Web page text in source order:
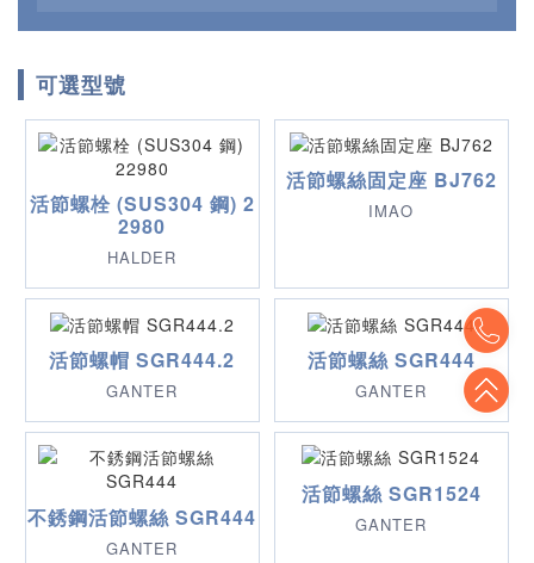
可選型號
活節螺栓 (SUS304 鋼) 2
2980
HALDER
活節螺絲固定座 BJ762
IMAO
活節螺帽 SGR444.2
GANTER
活節螺絲 SGR444
GANTER
不銹鋼活節螺絲 SGR444
GANTER
活節螺絲 SGR1524
GANTER